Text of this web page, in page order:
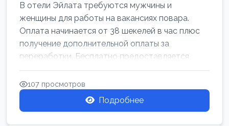
В отели Эйлата требуются мужчины и
женщины для работы на вакансиях повара.
Оплата начинается от 38 шекелей в час плюс
получение дополнительной оплаты за
переработки. Бесплатно предоставляется
проживан...
107 просмотров
Подробнее